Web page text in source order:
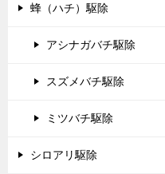
蜂（ハチ）駆除
アシナガバチ駆除
スズメバチ駆除
ミツバチ駆除
シロアリ駆除